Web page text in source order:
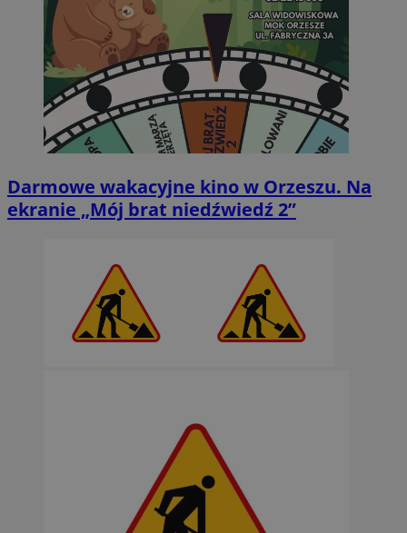
Darmowe wakacyjne kino w Orzeszu. Na
ekranie „Mój brat niedźwiedź 2”